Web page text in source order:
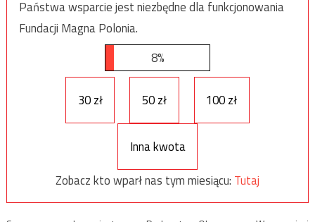
Państwa wsparcie jest niezbędne dla funkcjonowania
Fundacji Magna Polonia.
8%
30 zł 50 zł 100 zł
Inna kwota
Zobacz kto wparł nas tym miesiącu: Tutaj